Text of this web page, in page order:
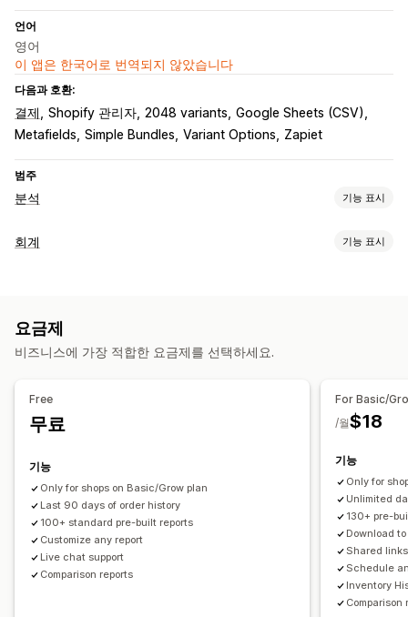
언어
영어
이 앱은 한국어로 번역되지 않았습니다
다음과 호환:
결제 Shopify 관리자 2048 variants Google Sheets (CSV)
Metafields Simple Bundles Variant Options Zapiet
범주
분석 기능 표시
고객 행동
마케팅 및 판매
AI 분석 정보
마케팅 기여 결제 분석 ROAS
시각화 및 보고서
멀티스토어 보고서
데이터 내보내기
회계 기능 표시
반품 또는 교환
재고 업데이트
일일 판매 요약
재고 및 제품
실시간 재고 동기화 가격 책정 판매세 매핑
오류 해결
내역 데이터 가져오기
요금제
비즈니스에 가장 적합한 요금제를 선택하세요.
Free
무료
기능
Only for shops on Basic/Grow plan
Last 90 days of order history
100+ standard pre-built reports
Customize any report
Live chat support
Comparison reports
For Basic/
$18
/월
기능
Only for
Unlimited
130+ pre-
Download to
Shared links
Schedule
Inventory
Comparison